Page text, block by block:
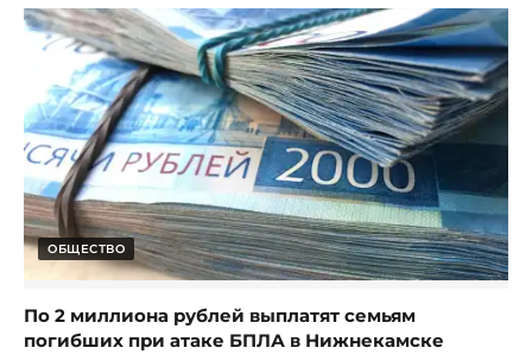
ОБЩЕСТВО
По 2 миллиона рублей выплатят семьям
погибших при атаке БПЛА в Нижнекамске